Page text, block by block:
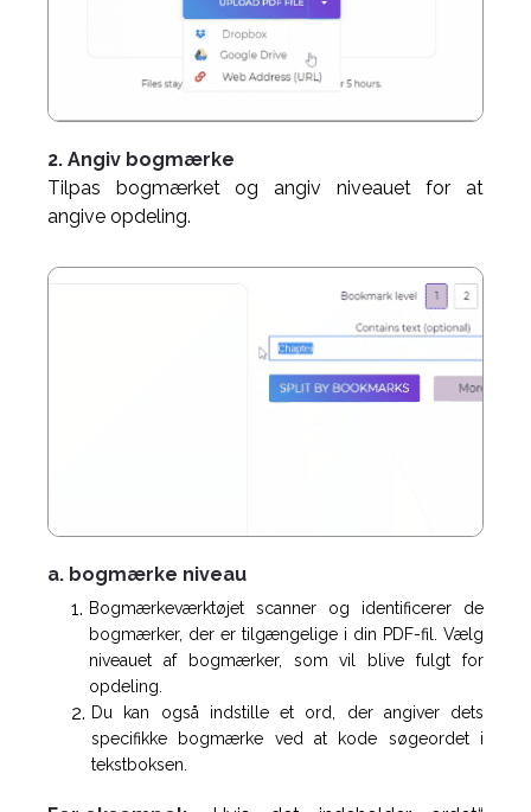
2. Angiv bogmærke
Tilpas bogmærket og angiv niveauet for at
angive opdeling.
a. bogmærke niveau
Bogmærkeværktøjet scanner og identificerer de
bogmærker, der er tilgængelige i din PDF-fil. Vælg
niveauet af bogmærker, som vil blive fulgt for
opdeling.
Du kan også indstille et ord, der angiver dets
specifikke bogmærke ved at kode søgeordet i
tekstboksen.